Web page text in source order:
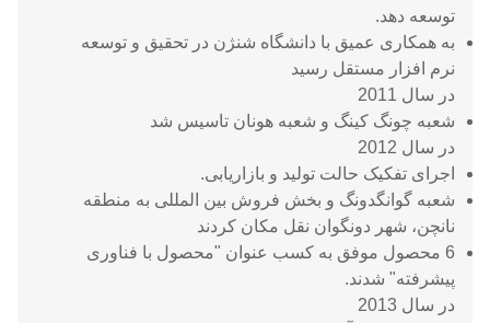
توسعه دهد.
به همکاری عمیق با دانشگاه شنژن در تحقیق و توسعه
نرم افزار مستقل رسید
در سال 2011
شعبه چونگ کینگ و شعبه هونان تاسیس شد
در سال 2012
اجرای تفکیک حالت تولید و بازاریابی.
شعبه گوانگدونگ و بخش فروش بین المللی به منطقه
نانچن، شهر دونگوان نقل مکان کردند
6 محصول موفق به کسب عنوان "محصول با فناوری
پیشرفته" شدند.
در سال 2013